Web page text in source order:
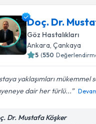
Doç. Dr.
Göz Hastalıkları
Ankara, Çankaya
5 (550
yaklaşımları
dair her türlü...
Dr. Mustafa Köşker